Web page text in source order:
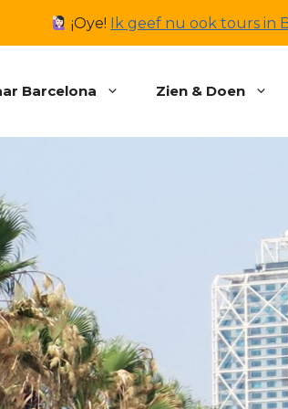
¡Oye! Ik geef nu ook tours in
Barcelona Zien & Doen